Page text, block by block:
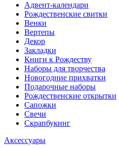
Адвент-календари
Рождественские свитки
Венки
Вертепы
Декор
Закладки
Книги к Рождеству
Наборы для творчества
Новогодние прихватки
Подарочные наборы
Рождественские открытки
Сапожки
Свечи
Скрапбукинг
Аксессуары